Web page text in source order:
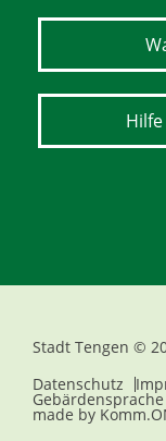
Stadt Tengen ©
Datenschutz
Gebärdensprache
made by